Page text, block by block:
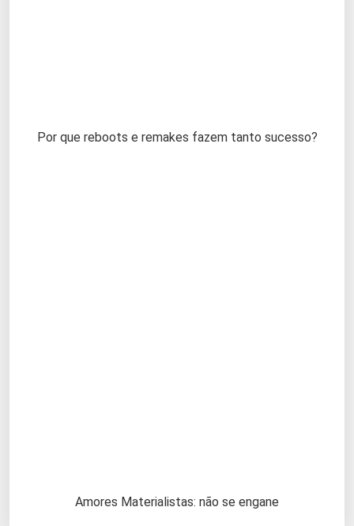
Por que reboots e remakes fazem tanto sucesso?
Amores Materialistas: não se engane